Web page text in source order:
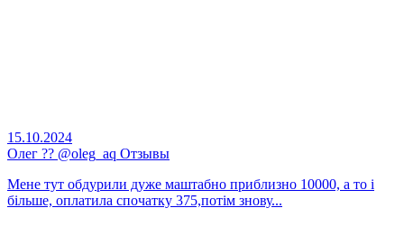
15.10.2024
Олег ?? @oleg_aq Отзывы
Мене тут обдурили дуже маштабно приблизно 10000, а то і
більше, оплатила спочатку 375,потім знову...